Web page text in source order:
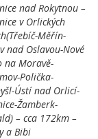
nad Rokytnou –
v Orlických
Měřín-
nad Oslavou-Nové
na Moravě-
Polička-
Ústí nad Orlicí-
Žamberk-
– cca 172km –
a Bibi